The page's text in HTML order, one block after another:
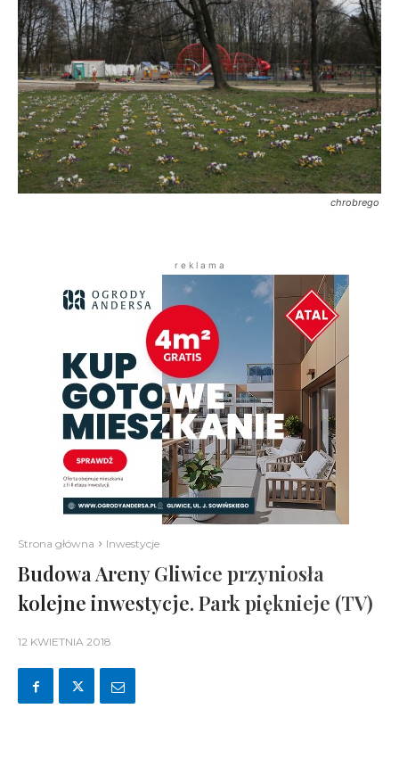
chrobrego
r e k l a m a
Strona główna Inwestycje
Budowa Areny Gliwice przyniosła
kolejne inwestycje. Park pięknieje (TV)
12 KWIETNIA 2018